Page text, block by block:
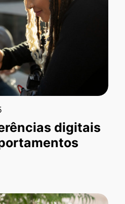
digitais